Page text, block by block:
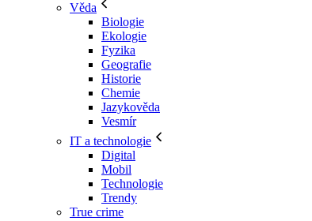
Věda
Biologie
Ekologie
Fyzika
Geografie
Historie
Chemie
Jazykověda
Vesmír
IT a technologie
Digital
Mobil
Technologie
Trendy
True crime